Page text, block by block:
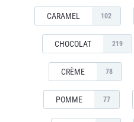
CARAMEL 102
CHOCOLAT 219
CRÈME 78
POMME 77